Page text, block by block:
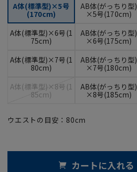
A体(標準型)×5号
(170cm)
AB体(がっちり型)
×5号(170cm)
A体(標準型)×6号(1
75cm)
AB体(がっちり型)
×6号(175cm)
A体(標準型)×7号(1
80cm)
AB体(がっちり型)
×7号(180cm)
A体(標準型)×8号(1
85cm)
AB体(がっちり型)
×8号(185cm)
ウエストの目安： 80cm
カートに入れる